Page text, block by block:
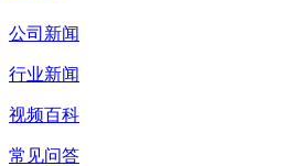
公司新闻
行业新闻
视频百科
常见问答